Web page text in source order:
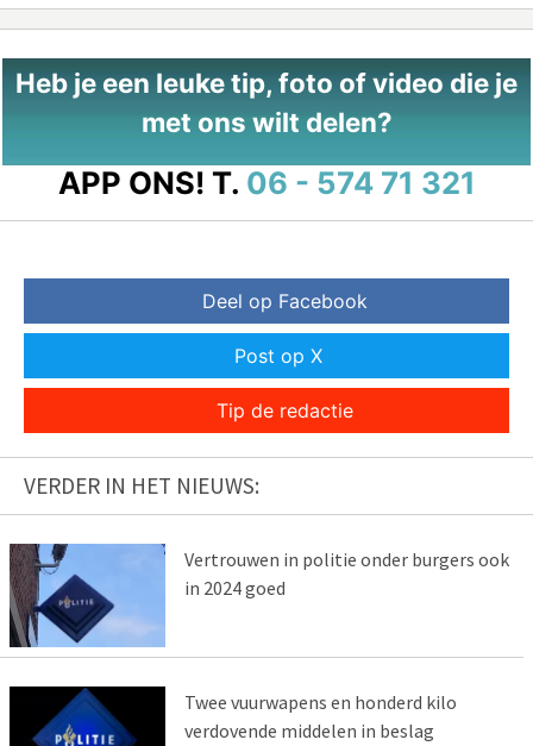
Heb je een leuke tip, foto of video die je
met ons wilt delen?
APP ONS! T. 06 - 574 71 321
Deel op Facebook
Post op X
Tip de redactie
VERDER IN HET NIEUWS:
Vertrouwen in politie onder burgers ook
in 2024 goed
Twee vuurwapens en honderd kilo
verdovende middelen in beslag